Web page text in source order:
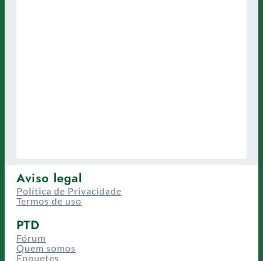
Aviso legal
Política de Privacidade
Termos de uso
PTD
Fórum
Quem somos
Enquetes